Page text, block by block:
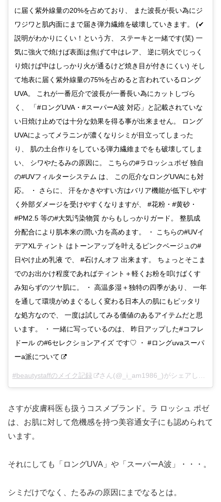
に届く紫外線量の20%を占めており、 また波長が長い為にジ
ワジワと肌内面にまで届き弾力繊維を破壊していきます。 (✔
説明がわかりにくい！という方、 ステーキと一緒です(笑) 一
気に強火で焼けば表面は焦げて中はレア、 逆に弱火でじっく
り焼けば中はしっかり火が通るけど焼き目が付きにくい) そし
て地表に届く紫外線量の75%を占めると言われているロング
UVA。 これが一番厄介で波長が一番長い為にカットしづら
く、 「#ロングUVA・#スーパーA波 対応」と記載されていな
い日焼け止めでは十分な効果を得る事が出来ません。 ロング
UVAによってメラニンが濃くなりシミが目立ってしまった
り、 肌の土台作りをしている弾力繊維までをも破壊してしま
い、 シワやたるみの原因に。 こちらの#ラロッシュポゼ 独自
の#UVフィルターシステム は、 この厄介なロングUVAにも対
応。 ・ さらに、 汗をかきやすい方はバリア機能が低下しやす
く外部ダメージを受けやすくなりますが、 #花粉・#黄砂・
#PM2.5 等の#大気汚染物質 からもしっかりガード。 整肌成
分配合により肌本来の潤い力を高めます。 ・ こちらの#UVイ
デアXLティント はトーンアップを叶えるピンクベージュの#
日やけ止め乳液 で、 #石けんオフ 出来ます。 ちょっとそこま
でのお出かけ程度であればティント＋軽くお粉を叩けばくす
み知らずのツヤ肌に。 ・ 高温多湿＋独特の四季があり、 一年
を通して環境がめまぐるしく変わる日本人の肌にもピッタリ
な処方なので、 一度は試してみる価値のあるアイテムだと思
います。 ・ 一緒に写っているのは、 昨日アップした#コフレ
ドール の#6セレクションアイズ です♡ ・ #ロングuvaスーパ
ーa派について
#beautystaffのメイク記録 さん(@_i_am1986_)がシェアした投稿 –
さすが皮膚科医も扱うコスメブランド。ラ ロッシュ ポゼ
は、お肌に対して危機感を持つ美容通女子にも認められて
います。
それにしても「ロングUVA」や「スーパーA波」・・・。
シミだけでなく、たるみの原因にまでなるとは。